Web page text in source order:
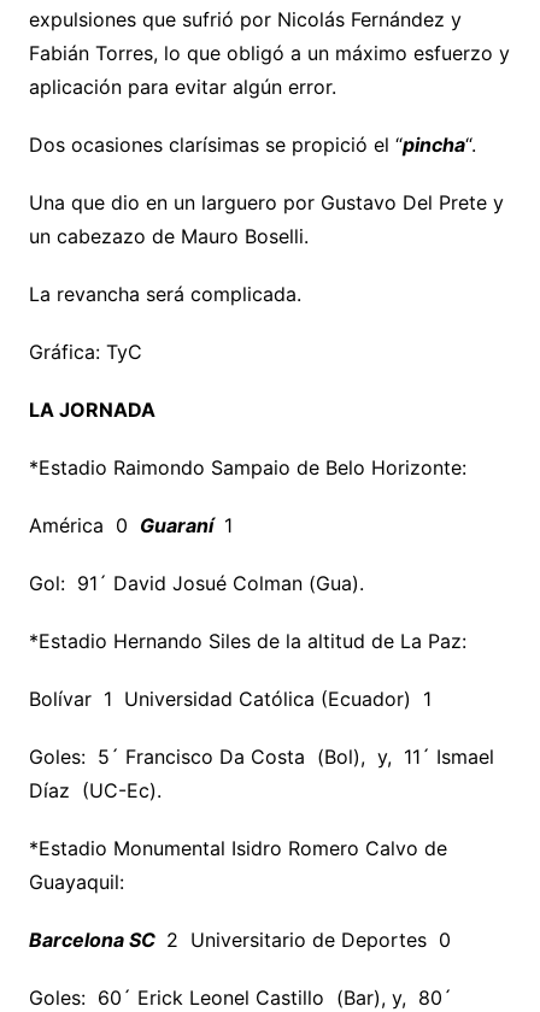
expulsiones que sufrió por Nicolás Fernández y
Fabián Torres, lo que obligó a un máximo esfuerzo y
aplicación para evitar algún error.
Dos ocasiones clarísimas se propició el “pincha“.
Una que dio en un larguero por Gustavo Del Prete y
un cabezazo de Mauro Boselli.
La revancha será complicada.
Gráfica: TyC
LA JORNADA
*Estadio Raimondo Sampaio de Belo Horizonte:
América 0 Guaraní 1
Gol: 91´ David Josué Colman (Gua).
*Estadio Hernando Siles de la altitud de La Paz:
Bolívar 1 Universidad Católica (Ecuador) 1
Goles: 5´ Francisco Da Costa (Bol), y, 11´ Ismael
Díaz (UC-Ec).
*Estadio Monumental Isidro Romero Calvo de
Guayaquil:
Barcelona SC 2 Universitario de Deportes 0
Goles: 60´ Erick Leonel Castillo (Bar), y, 80´